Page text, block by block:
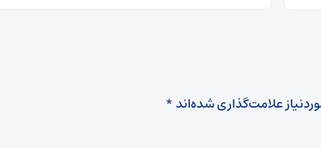
علامت‌گذاری شده‌اند*